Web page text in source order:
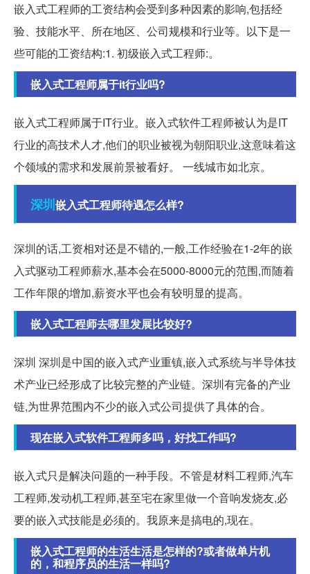
嵌入式工程师的工资结构会受到多种因素的影响,包括经
验、技能水平、所在地区、公司规模和行业等。以下是一
些可能的工资结构:1. 初级嵌入式工程师:。
嵌入式工程师属于it行业吗?
嵌入式工程师属于IT行业。嵌入式软件工程师被认为是IT
行业的高技术人才,他们的职业被视为朝阳职业,这意味着这
个领域的需求和发展前景被看好。 一线城市如北京。
深圳嵌入式工程师待遇怎么样?
深圳的话,工资相对还是不错的,一般,工作经验在1-2年的嵌
入式驱动工程师薪水,基本会在5000-8000元的范围,而随着
工作年限的增加,薪资水平也会有较明显的提高。
嵌入式工程师去哪里发展比较好?
深圳 深圳是中国的嵌入式产业重镇,嵌入式系统与半导体技
术产业已经形成了比较完整的产业链。深圳有完备的产业
链,为世界范围内不少的嵌入式公司提供了具体的合。
现在嵌入式软件工程师多吗，好找工作吗?
嵌入式只是解决问题的一种手段。不管是材料工程师,汽车
工程师,发动机工程师,甚至宅在家里做一个音响发烧友,必
要的嵌入式技能是必须的。我原来是搞电的,现在。
嵌入式工程师的生活生活是怎样的?或者做单片机
的，和程序员的生活一样吗?